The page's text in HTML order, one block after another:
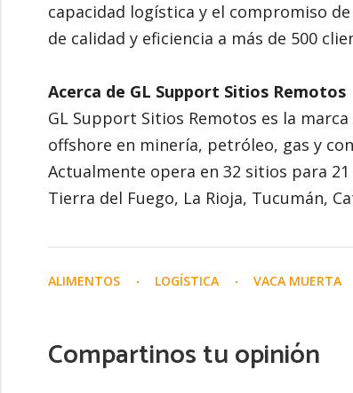
capacidad logística y el compromiso
de calidad y eficiencia a más de 500
Acerca de GL Support Sitios Remotos
GL Support Sitios Remotos es la
offshore en minería, petróleo, gas y
Actualmente opera en 32 sitios para
Tierra del Fuego, La Rioja, Tucumán,
ALIMENTOS LOGÍSTICA VACA MUERTA
Compartinos tu opinión